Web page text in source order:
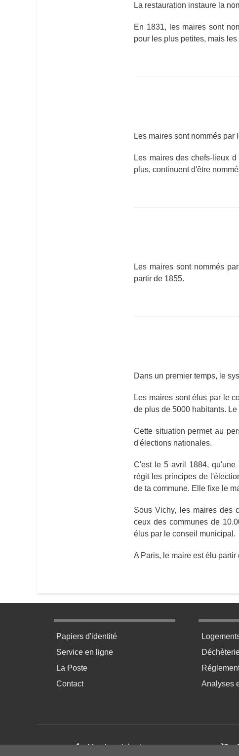
La restauration instaure la
En 1831, les maires sont
pour les plus petites, mais
Les maires sont nommés
Les maires des chefs-lieux
plus, continuent d'être
Les maires sont nommés
partir de 1855.
Dans un premier temps, le
Les maires sont élus par le
de plus de 5000 habitants.
Cette situation permet au
d'élections nationales.
C'est le 5 avril 1884, qu'une
régit les principes de
de ta commune. Elle fixe le
Sous Vichy, les maires des
ceux des communes de
élus par le conseil municipal.
A Paris, le maire est élu partir
Menu pratique bas de page 1
Papiers d'identité
Service en ligne
La Poste
Contact
Menu
Analyses
Mentions Légales